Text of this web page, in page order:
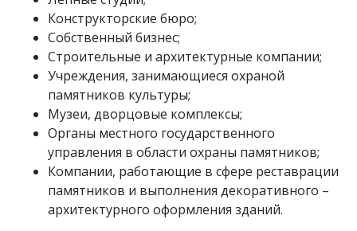
Конструкторские бюро;
Собственный бизнес;
Строительные и архитектурные компании;
Учреждения, занимающиеся охраной
памятников культуры;
Музеи, дворцовые комплексы;
Органы местного государственного
управления в области охраны памятников;
Компании, работающие в сфере реставрации
памятников и выполнения декоративного –
архитектурного оформления зданий.